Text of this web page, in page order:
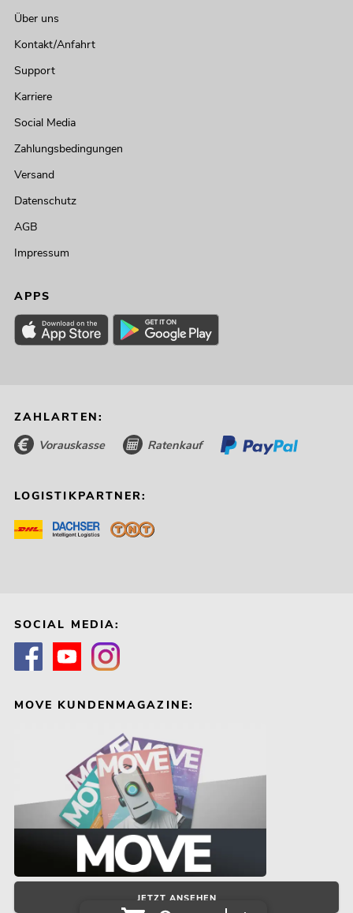
Über uns
Kontakt/Anfahrt
Support
Karriere
Social Media
Zahlungsbedingungen
Versand
Datenschutz
AGB
Impressum
APPS
ZAHLARTEN:
Vorauskasse Ratenkauf
LOGISTIKPARTNER:
SOCIAL MEDIA:
MOVE KUNDENMAGAZINE:
JETZT ANSEHEN